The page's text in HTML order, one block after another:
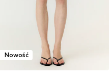
Nowość